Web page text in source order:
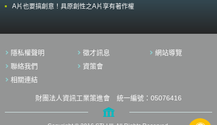
A片也要搞創意！具原創性之A片享有著作權
隱私權聲明 徵才訊息
網站導覽
聯絡我們
資策會
相關連結
財團法人資訊工業策進會 統一編號：05076416